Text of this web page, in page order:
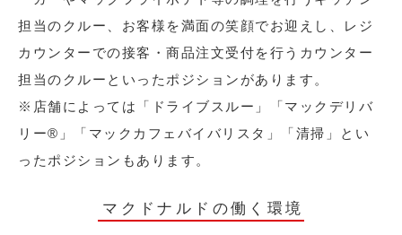
担当のクルー、お客様を満面の笑顔でお迎えし、レジ
カウンターでの接客・商品注文受付を行うカウンター
担当のクルーといったポジションがあります。
※店舗によっては「ドライブスルー」「マックデリバ
リー®︎」「マックカフェバイバリスタ」「清掃」とい
ったポジションもあります。
マクドナルドの働く環境